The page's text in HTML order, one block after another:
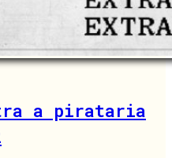
a pirataria